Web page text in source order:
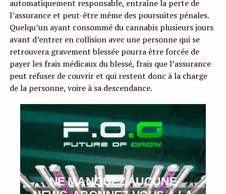
automatiquement responsable, entraîne la perte de
l’assurance et peut-être même des poursuites pénales.
Quelqu’un ayant consommé du cannabis plusieurs jours
avant d’entrer en collision avec une personne qui se
retrouvera gravement blessée pourra être forcée de
payer les frais médicaux du blessé, frais que l’assurance
peut refuser de couvrir et qui restent donc à la charge
de la personne, voire à sa descendance.
NE MANQUEZ AUCUNE